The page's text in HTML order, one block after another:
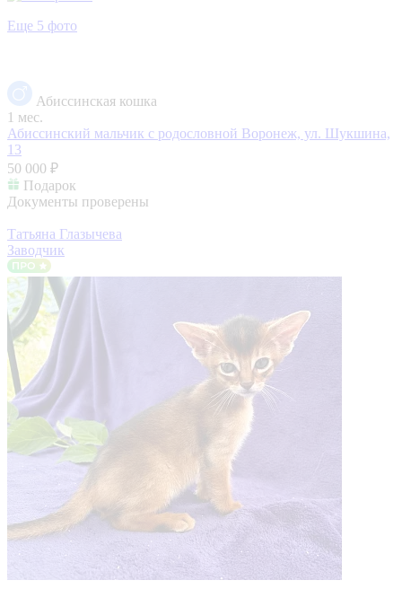
Еще 5 фото
Абиссинская кошка
1 мес.
Абиссинский мальчик с родословной Воронеж, ул. Шукшина,
13
50 000 ₽
Подарок
Документы проверены
Татьяна Глазычева
Заводчик